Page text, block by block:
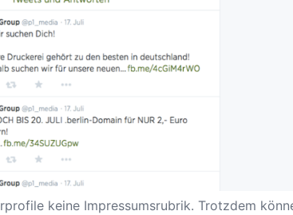
keine Impressumsrubrik. Trotzdem